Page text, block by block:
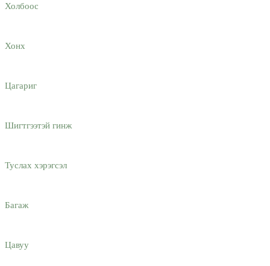
Холбоос
Хонх
Цагариг
Шигтгээтэй гинж
Туслах хэрэгсэл
Багаж
Цавуу